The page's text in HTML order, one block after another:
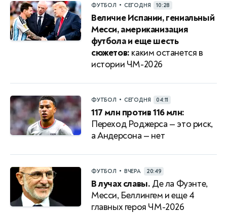
ФУТБОЛ • СЕГОДНЯ 10:28
Величие Испании, гениальный
Месси, американизация
футбола и еще шесть
сюжетов: каким останется в
истории ЧМ-2026
ФУТБОЛ • СЕГОДНЯ 04:11
117 млн против 116 млн:
Переход Роджерса — это риск,
а Андерсона — нет
ФУТБОЛ • ВЧЕРА 20:49
В лучах славы. Де ла Фуэнте,
Месси, Беллингем и еще 4
главных героя ЧМ-2026